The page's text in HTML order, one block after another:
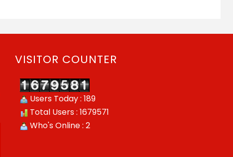
VISITOR COUNTER
Users Today : 189
Total Users : 1679571
Who's Online : 2